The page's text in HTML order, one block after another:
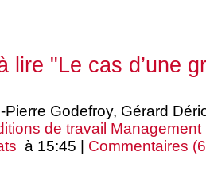
lire "Le cas d’une
Pierre Godefroy, Gérard
de travail Management
à 15:45 | Commentaires